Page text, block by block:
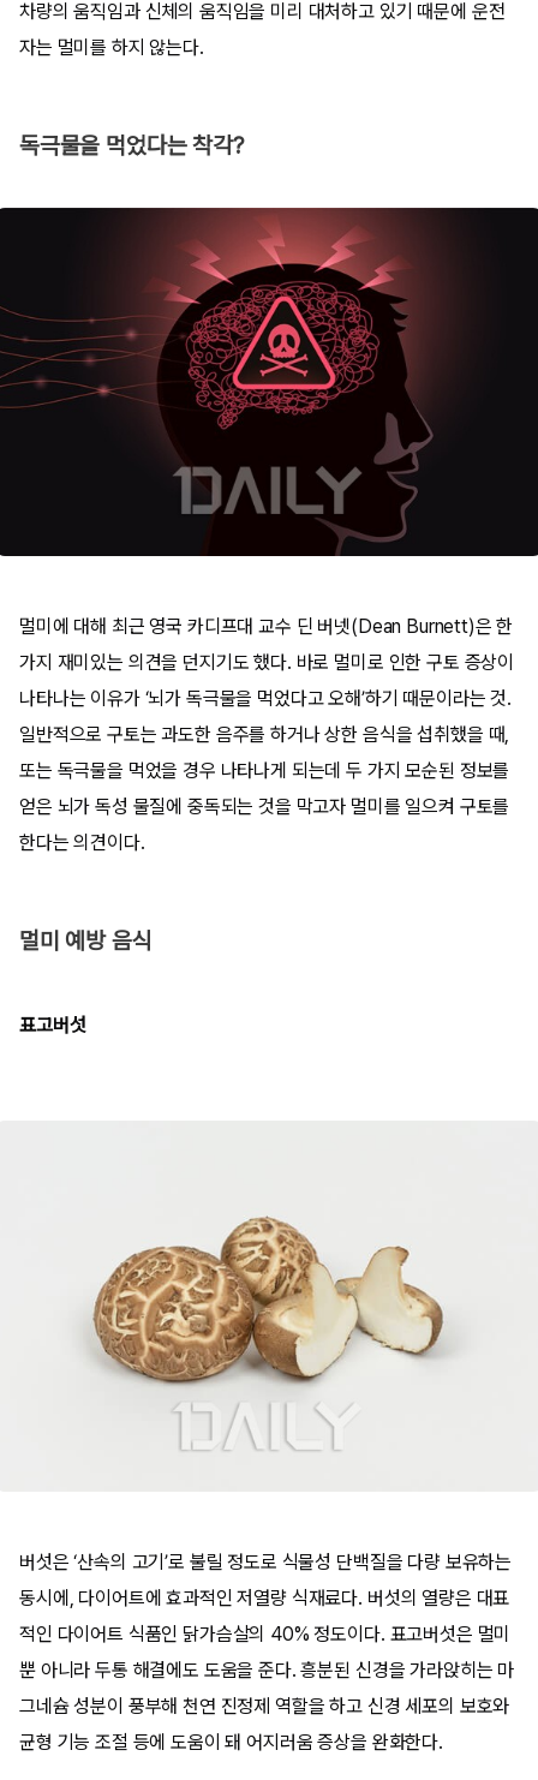
차량의 움직임과 신체의 움직임을 미리 대처하고 있기 때문에 운전
자는 멀미를 하지 않는다.
독극물을 먹었다는 착각?
멀미에 대해 최근 영국 카디프대 교수 딘 버넷(Dean Burnett)은 한
가지 재미있는 의견을 던지기도 했다. 바로 멀미로 인한 구토 증상이
나타나는 이유가 ‘뇌가 독극물을 먹었다고 오해’하기 때문이라는 것.
일반적으로 구토는 과도한 음주를 하거나 상한 음식을 섭취했을 때,
또는 독극물을 먹었을 경우 나타나게 되는데 두 가지 모순된 정보를
얻은 뇌가 독성 물질에 중독되는 것을 막고자 멀미를 일으켜 구토를
한다는 의견이다.​
멀미 예방 음식
표고버섯
버섯은 ‘산속의 고기’로 불릴 정도로 식물성 단백질을 다량 보유하는
동시에, 다이어트에 효과적인 저열량 식재료다. 버섯의 열량은 대표
적인 다이어트 식품인 닭가슴살의 40% 정도이다. 표고버섯은 멀미
뿐 아니라 두통 해결에도 도움을 준다. 흥분된 신경을 가라앉히는 마
그네슘 성분이 풍부해 천연 진정제 역할을 하고 신경 세포의 보호와
균형 기능 조절 등에 도움이 돼 어지러움 증상을 완화한다.